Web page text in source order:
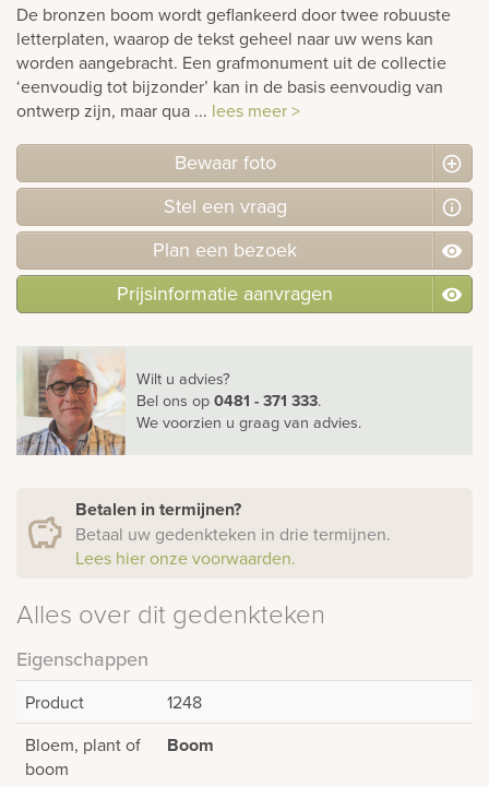
De bronzen boom wordt geflankeerd door twee robuuste
letterplaten, waarop de tekst geheel naar uw wens kan
worden aangebracht. Een grafmonument uit de collectie
‘eenvoudig tot bijzonder’ kan in de basis eenvoudig van
ontwerp zijn, maar qua ... lees meer >
Bewaar foto
Stel een vraag
Plan een bezoek
Prijsinformatie aanvragen
Wilt u advies?
Bel ons op0481 - 371 333.
We voorzien u graag van advies.
Betalen in termijnen?
Betaal uw gedenkteken in drie termijnen.
Lees hier onze voorwaarden.
Alles over dit gedenkteken
Eigenschappen
Product
1248
Bloem, plant of
boom
Boom